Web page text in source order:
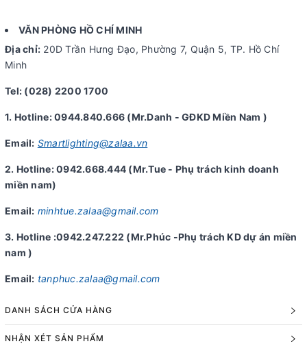
VĂN PHÒNG HỒ CHÍ MINH
Địa chỉ: 20D Trần Hưng Đạo, Phường 7, Quận 5, TP. Hồ Chí
Minh
Tel: (028) 2200 1700
1. Hotline: 0944.840.666 (Mr.Danh - GĐKD Miền Nam )
Email: Smartlighting@zalaa.vn
2. Hotline: 0942.668.444 (Mr.Tue - Phụ trách kinh doanh
miền nam)
Email: minhtue.zalaa@gmail.com
3. Hotline :0942.247.222 (Mr.Phúc -Phụ trách KD dự án miền
nam )
Email: tanphuc.zalaa@gmail.com
DANH SÁCH CỬA HÀNG
NHẬN XÉT SẢN PHẨM